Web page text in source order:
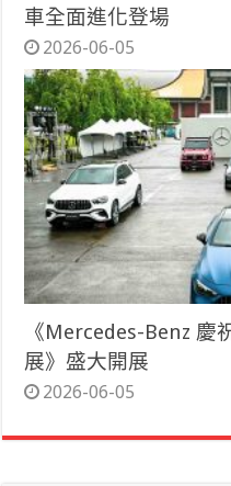
車全面進化登場
2026-06-05
《Mercedes-Benz 慶
展》盛大開展
2026-06-05